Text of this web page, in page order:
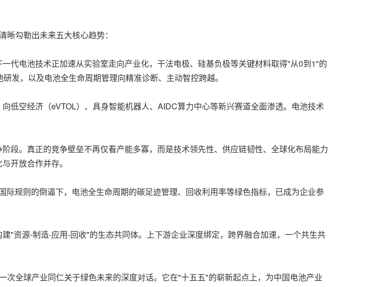
勾勒出未来五大核心趋势：
代电池技术正加速从实验室走向产业化，干法电极、硅基负极等关键材料取得"从0到1"的
发，以及电池全生命周期管理向精准诊断、主动智控跨越。
低空经济（eVTOL）、具身智能机器人、AIDC算力中心等新兴赛道全面渗透。电池技术
段。真正的竞争壁垒不再仅看产能多寡，而是技术领先性、供应链韧性、全球化布局能力
开放合作并存。
规则的倒逼下，电池全生命周期的碳足迹管理、回收利用率等绿色指标，已成为企业参
"资源-制造-应用-回收"的生态共同体。上下游企业深度绑定，跨界融合加速，一个共生共
全球产业同仁关于绿色未来的深度对话。它在"十五五"的崭新起点上，为中国电池产业